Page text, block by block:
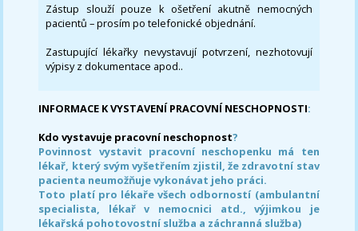
Zástup slouží pouze k ošetření akutně nemocných
pacientů – prosím po telefonické objednání.
Zastupující lékařky nevystavují potvrzení, nezhotovují
výpisy z dokumentace apod..
INFORMACE K VYSTAVENÍ PRACOVNÍ NESCHOPNOSTI:
Kdo vystavuje pracovní neschopnost?
Povinnost vystavit pracovní neschopenku má ten
lékař, který svým vyšetřením zjistil, že zdravotní stav
pacienta neumožňuje vykonávat jeho práci.
Toto platí pro lékaře všech odborností (ambulantní
specialista, lékař v nemocnici atd., výjimkou je
lékařská pohotovostní služba a záchranná služba)